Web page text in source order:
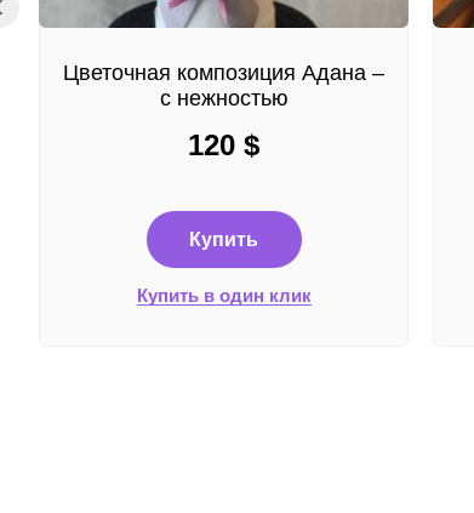
Цветочная композиция Адана –
с нежностью
120 $
Купить
Купить в один клик